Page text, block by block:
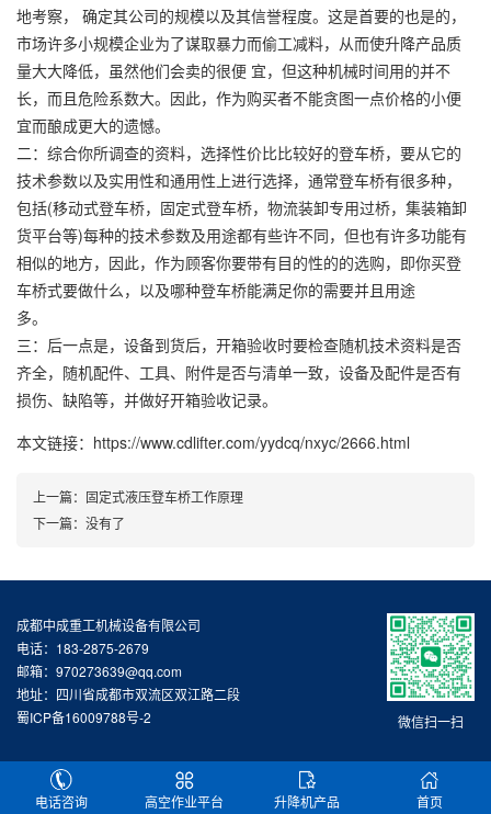
地考察， 确定其公司的规模以及其信誉程度。这是首要的也是的，
市场许多小规模企业为了谋取暴力而偷工减料，从而使升降产品质
量大大降低，虽然他们会卖的很便 宜，但这种机械时间用的并不
长，而且危险系数大。因此，作为购买者不能贪图一点价格的小便
宜而酿成更大的遗憾。
二：综合你所调查的资料，选择性价比比较好的登车桥，要从它的
技术参数以及实用性和通用性上进行选择，通常登车桥有很多种，
包括(移动式登车桥，固定式登车桥，物流装卸专用过桥，集装箱卸
货平台等)每种的技术参数及用途都有些许不同，但也有许多功能有
相似的地方，因此，作为顾客你要带有目的性的的选购，即你买登
车桥式要做什么，以及哪种登车桥能满足你的需要并且用途
多。
三：后一点是，设备到货后，开箱验收时要检查随机技术资料是否
齐全，随机配件、工具、附件是否与清单一致，设备及配件是否有
损伤、缺陷等，并做好开箱验收记录。
本文链接：https://www.cdlifter.com/yydcq/nxyc/2666.html
上一篇： 固定式液压登车桥工作原理
下一篇：没有了
微信扫一扫
成都中成重工机械设备有限公司
电话：183-2875-2679
邮箱：970273639@qq.com
地址：四川省成都市双流区双江路二段
蜀ICP备16009788号-2
电话咨询 高空作业平台 升降机产品 首页